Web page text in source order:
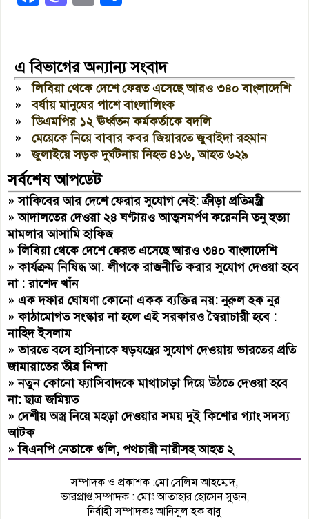
এ বিভাগের অন্যান্য সংবাদ
»লিবিয়া থেকে দেশে ফেরত এসেছে আরও ৩৪০ বাংলাদেশি
»বর্ষায় মানুষের পাশে বাংলালিংক
»ডিএমপির ১২ ঊর্ধ্বতন কর্মকর্তাকে বদলি
»মেয়েকে নিয়ে বাবার কবর জিয়ারতে জুবাইদা রহমান
»জুলাইয়ে সড়ক দুর্ঘটনায় নিহত ৪১৬, আহত ৬২৯
সর্বশেষ আপডেট
»সাকিবের আর দেশে ফেরার সুযোগ নেই: ক্রীড়া প্রতিমন্ত্রী
»আদালতের দেওয়া ২৪ ঘণ্টায়ও আত্মসমর্পণ করেননি তনু হত্যা
মামলার আসামি হাফিজ
»লিবিয়া থেকে দেশে ফেরত এসেছে আরও ৩৪০ বাংলাদেশি
»কার্যক্রম নিষিদ্ধ আ. লীগকে রাজনীতি করার সুযোগ দেওয়া হবে
না : রাশেদ খাঁন
»এক দফার ঘোষণা কোনো একক ব্যক্তির নয়: নুরুল হক নুর
»কাঠামোগত সংস্কার না হলে এই সরকারও স্বৈরাচারী হবে :
নাহিদ ইসলাম
»ভারতে বসে হাসিনাকে ষড়যন্ত্রের সুযোগ দেওয়ায় ভারতের প্রতি
জামায়াতের তীব্র নিন্দা
»নতুন কোনো ফ্যাসিবাদকে মাথাচাড়া দিয়ে উঠতে দেওয়া হবে
না: ছাত্র জমিয়ত
»দেশীয় অস্ত্র নিয়ে মহড়া দেওয়ার সময় দুই কিশোর গ্যাং সদস্য
আটক
»বিএনপি নেতাকে গুলি, পথচারী নারীসহ আহত ২
সম্পাদক ও প্রকাশক :মো সেলিম আহম্মেদ,
ভারপ্রাপ্ত,সম্পাদক : মোঃ আতাহার হোসেন সুজন,
নির্বাহী সম্পাদকঃ আনিসুল হক বাবু